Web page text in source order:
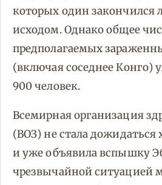
которых один закончился
исходом. Однако общее
предполагаемых
(включая соседнее Конго)
900 человек.
Всемирная организация
(ВОЗ) не стала дожидаться
и уже объявила вспышку
чрезвычайной ситуацией